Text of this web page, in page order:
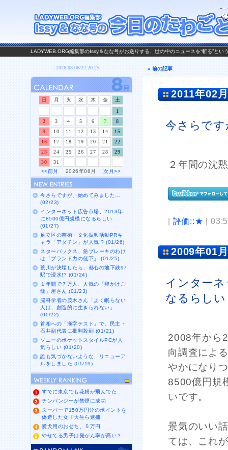
LADYWEB.ORG編集部のIssy＆なな号がお送りする、世の中のニュースを“斬る”と
« 前の記事
2011年02
今さらで
２年間の沈
| 評価::★ |
2009年01
インター
なるらしい
2008年から
向調査によ
やかになり
8500億円規
いです。
景気のいい
ては、これ
日 月 火 水 木 金
土
1
2
3 4 5 6 7
8
9
10 11 12 13 14
15
16
17 18 19 20 21
22
23
24 25 26 27 28
29
30
31
<<前月
2026年08月次月>>
今さらですが、始めてみました…
(02/23)
インターネット広告市場、2013年
に8500億円規模になるらしい
(01/27)
足立区の芸術・文化振興活動PRキ
ャラ「アダチン」が人気!? (01/26)
スターバックス、急ブレーキのわけ
は「ブランド力の低下」 (01/25)
荒川が決壊したら、都心の地下鉄97
駅で浸水!? (01/24)
１年間で７万人、人気の「卵かけご
飯」屋さん (01/23)
脳科学者の茂木さん「よく眠らない
人は、創造的に生きられない」
(01/22)
首相への「漢字テスト」で、民主・
石井副代表に批判殺到 (01/21)
ソニーのポケットスタイルPCが人
気らしい (01/20)
誰も気づかないような、リニューア
ルをしました (01/19)
すでに東京でも花粉が飛んでた…
チンパンジーが禁煙に成功
スーパーで150万円分のポイントを
偽造した女子大生ら逮捕
愛犬用のおせち、５万円
やせてる男子は発がん率が高い？